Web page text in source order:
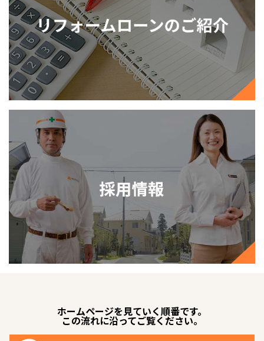
ホームページを見ていく順番です。
この流れに沿ってご覧ください。